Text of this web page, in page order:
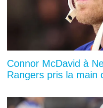
Connor McDavid à
Rangers pris la main